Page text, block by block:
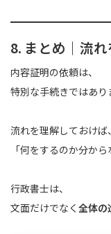
8. まとめ｜流
内容証明の依頼は、
特別な手続きではあり
流れを理解しておけば、
「何をするのか分か
行政書士は、
文面だけでなく 全体の